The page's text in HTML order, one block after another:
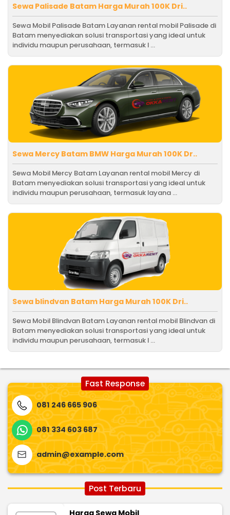
Sewa Palisade Batam Harga Murah 100K Dri..
Sewa Mobil Palisade Batam Layanan rental mobil Palisade di
Batam menyediakan solusi transportasi yang ideal untuk
individu maupun perusahaan, termasuk l ...
Sewa Mercy Batam BMW Harga Murah 100K Dr..
Sewa Mobil Mercy Batam Layanan rental mobil Mercy di
Batam menyediakan solusi transportasi yang ideal untuk
individu maupun perusahaan, termasuk layana ...
Sewa blindvan Batam Harga Murah 100K Dri..
Sewa Mobil Blindvan Batam Layanan rental mobil Blindvan di
Batam menyediakan solusi transportasi yang ideal untuk
individu maupun perusahaan, termasuk l ...
Fast Response
081 246 665 906
081 334 603 687
admin@example.com
Post Terbaru
Harga Sewa Mobil